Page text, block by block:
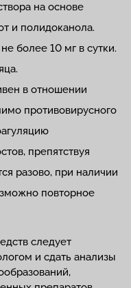
на основе
и полидоканола.
более 10 мг в сутки.
в отношении
противовирусного
препятствуя
разово, при наличии
повторное
следует
и сдать анализы